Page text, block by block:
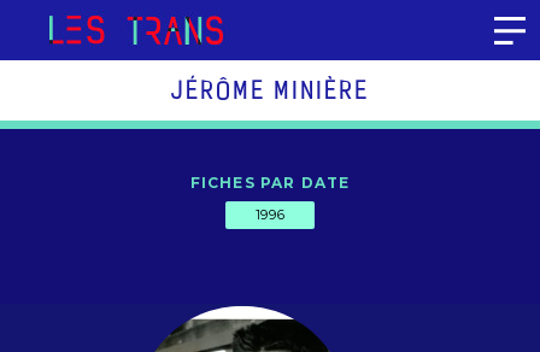
Aller au contenu
JÉRÔME MINIÈRE
FICHES PAR DATE
1996